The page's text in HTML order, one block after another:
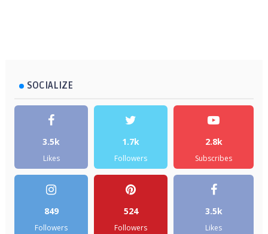
SOCIALIZE
3.5k
Likes
1.7k
Followers
2.8k
Subscribes
849
Followers
524
Followers
3.5k
Likes